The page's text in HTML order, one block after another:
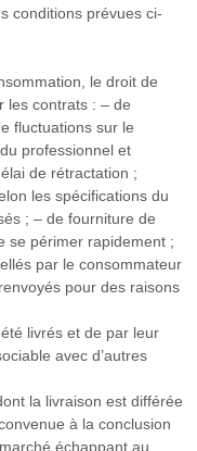
conditions prévues ci-
le droit de
les contrats : – de
fluctuations sur le
professionnel et
de rétractation ;
les spécifications du
; – de fourniture de
se périmer rapidement ;
par le consommateur
pour des raisons
livrés et de par leur
avec d’autres
la livraison est différée
à la conclusion
échappant au